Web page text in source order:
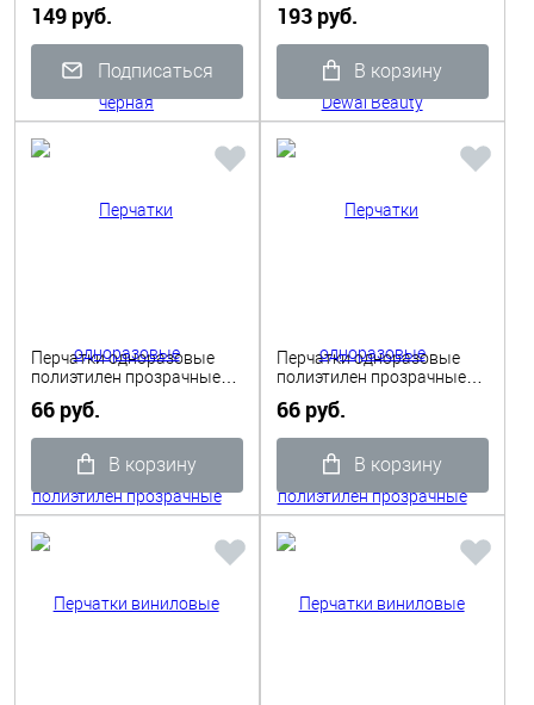
149 руб.
Подписаться
193 руб.
В корзину
Перчатки одноразовые
полиэтилен прозрачные
66 руб.
В корзину
Перчатки одноразовые
полиэтилен прозрачные
66 руб.
В корзину